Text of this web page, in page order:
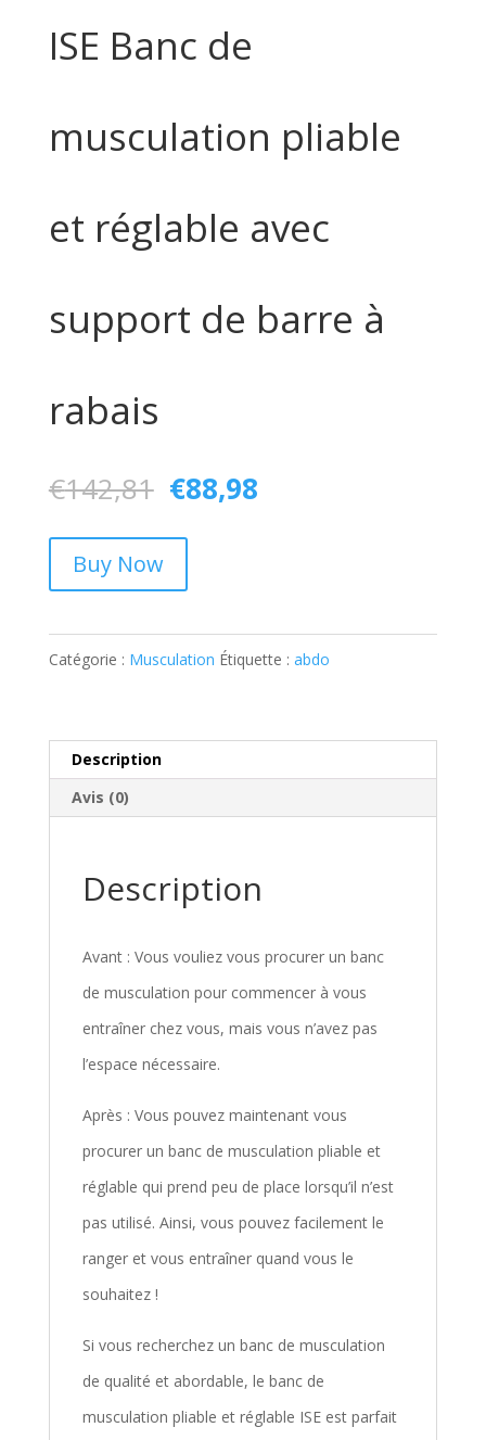
ISE Banc de
musculation pliable
et réglable avec
support de barre à
rabais
€142,81 Le
était :
€142,81.
€88,98Le
€88,98.
Buy Now
Catégorie : Musculation Étiquette : abdo
Description
Avis (0)
Description
Avant : Vous vouliez vous procurer un banc
de musculation pour commencer à vous
entraîner chez vous, mais vous n’avez pas
l’espace nécessaire.
Après : Vous pouvez maintenant vous
procurer un banc de musculation pliable et
réglable qui prend peu de place lorsqu’il n’est
pas utilisé. Ainsi, vous pouvez facilement le
ranger et vous entraîner quand vous le
souhaitez !
Si vous recherchez un banc de musculation
de qualité et abordable, le banc de
musculation pliable et réglable ISE est parfait